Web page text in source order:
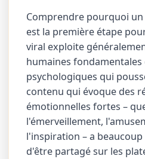
Comprendre pourquoi
est la première étape
viral exploite
humaines fondamentales
psychologiques qui
contenu qui évoque des
émotionnelles fortes –
l'émerveillement,
l'inspiration – a beaucoup
d'être partagé sur les